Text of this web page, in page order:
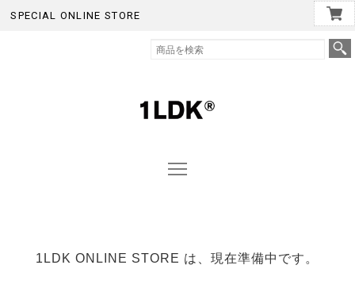
SPECIAL ONLINE STORE
1LDK ONLINE STORE は、現在準備中です。